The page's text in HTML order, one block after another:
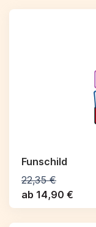
Funschild
22,35 €
ab 14,90 €